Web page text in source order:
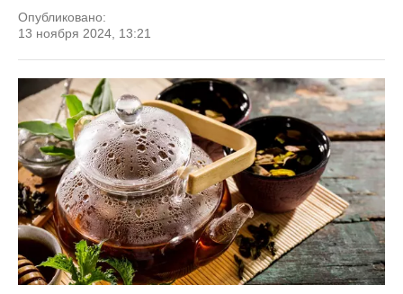
Опубликовано:
13 ноября 2024, 13:21